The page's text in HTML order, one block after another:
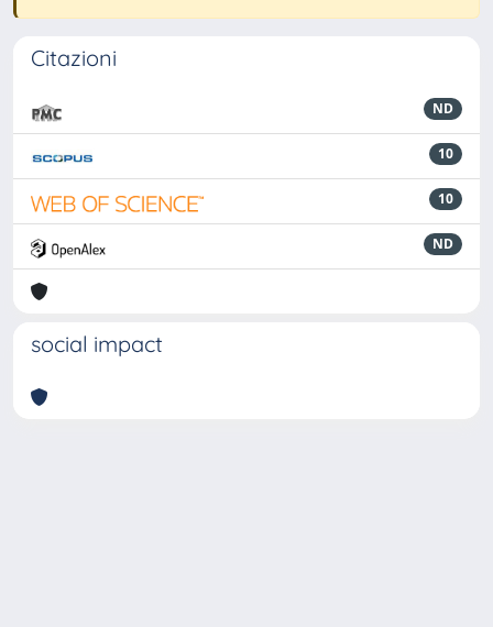
Citazioni
ND
10
10
ND
social impact